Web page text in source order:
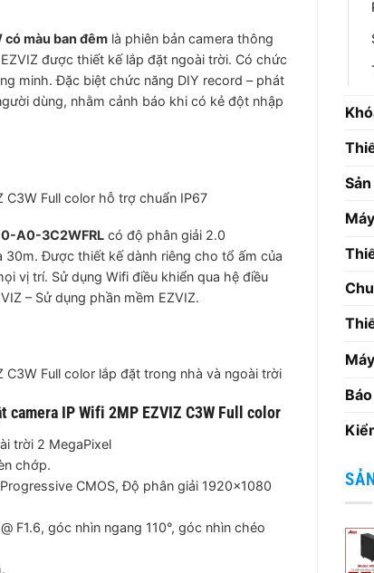
màu ban đêm là phiên bản camera thông
được thiết kế lắp đặt ngoài trời. Có chức
minh. Đặc biệt chức năng DIY record – phát
dùng, nhằm cảnh báo khi có kẻ đột nhập
C3W Full color hỗ trợ chuẩn IP67
A0-3C2WFRL có độ phân giải 2.0
30m. Được thiết kế dành riêng cho tổ ấm của
vị trí. Sử dụng Wifi điều khiển qua hệ điều
– Sử dụng phần mềm EZVIZ.
C3W Full color lắp đặt trong nhà và ngoài trời
camera IP Wifi 2MP EZVIZ C3W Full color
trời 2 MegaPixel
chớp.
CMOS, Độ phân giải 1920×1080
F1.6, góc nhìn ngang 110°, góc nhìn chéo